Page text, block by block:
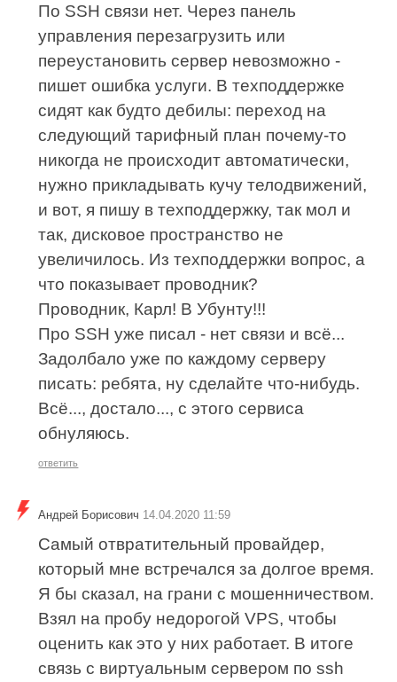
По SSH связи нет. Через панель
управления перезагрузить или
переустановить сервер невозможно -
пишет ошибка услуги. В техподдержке
сидят как будто дебилы: переход на
следующий тарифный план почему-то
никогда не происходит автоматически,
нужно прикладывать кучу телодвижений,
и вот, я пишу в техподдержку, так мол и
так, дисковое пространство не
увеличилось. Из техподдержки вопрос, а
что показывает проводник?
Проводник, Карл! В Убунту!!!
Про SSH уже писал - нет связи и всё...
Задолбало уже по каждому серверу
писать: ребята, ну сделайте что-нибудь.
Всё..., достало..., с этого сервиса
обнуляюсь.
ответить
Андрей Борисович 14.04.2020 11:59
Самый отвратительный провайдер,
который мне встречался за долгое время.
Я бы сказал, на грани с мошенничеством.
Взял на пробу недорогой VPS, чтобы
оценить как это у них работает. В итоге
связь с виртуальным сервером по ssh